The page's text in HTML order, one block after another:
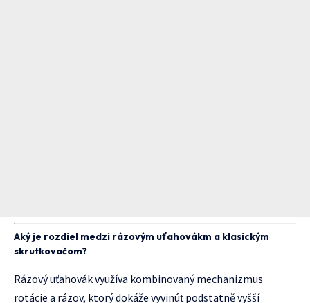
Aký je rozdiel medzi rázovým uťahovákm a klasickým
skrutkovačom?
Rázový uťahovák využíva kombinovaný mechanizmus
rotácie a rázov, ktorý dokáže vyvinúť podstatně vyšší